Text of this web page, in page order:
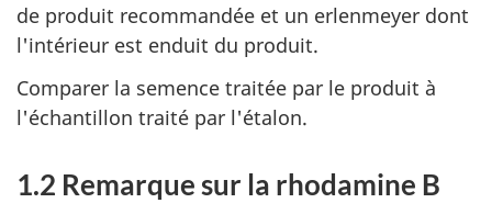
de produit recommandée et un erlenmeyer dont
l'intérieur est enduit du produit.
Comparer la semence traitée par le produit à
l'échantillon traité par l'étalon.
1.2 Remarque sur la rhodamine B